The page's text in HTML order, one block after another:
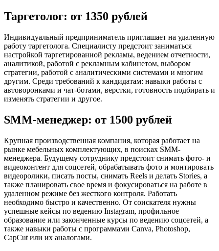
Таргетолог: от 1350 рублей
Индивидуальный предприниматель приглашает на удаленную
работу таргетолога. Специалисту предстоит заниматься
настройкой таргетированной рекламы, ведением отчетности,
аналитикой, работой с рекламным кабинетом, выбором
стратегии, работой с аналитическими системами и многим
другим. Среди требований к кандидатам: навыки работы с
автоворонками и чат-ботами, верстки, готовность подбирать и
изменять стратегии и другое.
SMM-менеджер: от 1500 рублей
Крупная производственная компания, которая работает на
рынке мебельных комплектующих, в поисках SMM-
менеджера. Будущему сотруднику предстоит снимать фото- и
видеоконтент для соцсетей, обрабатывать фото и монтировать
видеоролики, писать посты, снимать Reels и делать Stories, а
также планировать свое время и фокусироваться на работе в
удаленном режиме без жесткого контроля. Работать
необходимо быстро и качественно. От соискателя нужны
успешные кейсы по ведению Instagram, профильное
образование или законченные курсы по ведению соцсетей, а
также навыки работы с программами Canva, Photoshop,
CapCut или их аналогами.